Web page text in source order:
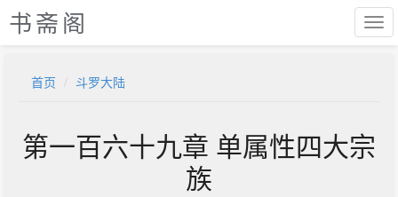
书斋阁
首页 斗罗大陆
第一百六十九章 单属性四大宗
族